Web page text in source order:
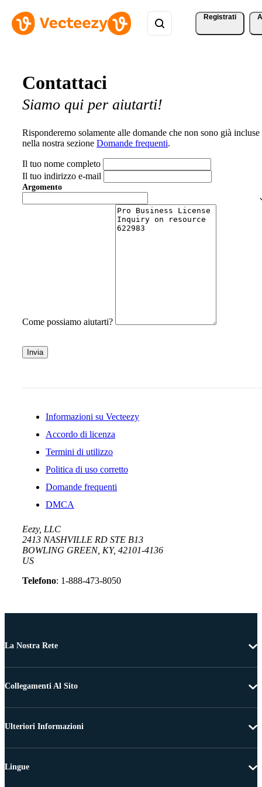
Registrati
Contattaci
Siamo qui per aiutarti!
Risponderemo solamente alle domande che non sono già incluse
nella nostra sezione Domande frequenti.
Il tuo nome completo
Il tuo indirizzo e-mail
Argomento
Come possiamo aiutarti?
Invia
Informazioni su Vecteezy
Accordo di licenza
Termini di utilizzo
Politica di uso corretto
Domande frequenti
DMCA
Eezy, LLC
2413 NASHVILLE RD STE B13
BOWLING GREEN, KY, 42101-4136
US
Telefono: 1-888-473-8050
La Nostra Rete
Collegamenti Al Sito
Ulteriori Informazioni
Lingue